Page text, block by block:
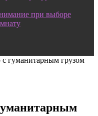
при выборе
с гуманитарным грузом